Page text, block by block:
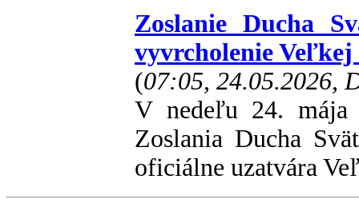
Zoslanie Ducha
vyvrcholenie Veľkej
(07:05, 24.05.2026,
V nedeľu 24. mája
Zoslania Ducha
oficiálne uzatvára